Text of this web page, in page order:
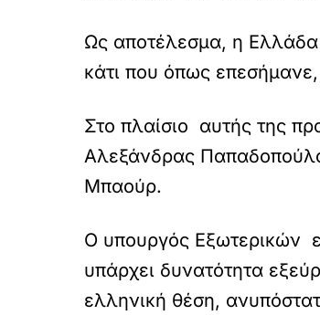
Ως αποτέλεσμα, η Ελλάδα
κάτι που όπως
Στο πλαίσιο αυτής της
Αλεξάνδρας
Μπαούρ.
Ο υπουργός Εξωτερικών
υπάρχει δυνατότητα
ελληνική θέση,